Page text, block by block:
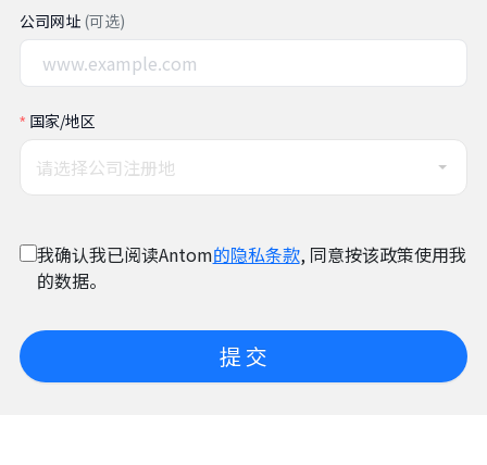
公司网址 (可选)
国家/地区
请选择公司注册地
我确认我已阅读Antom的隐私条款, 同意按该政策使用我
的数据。
提 交